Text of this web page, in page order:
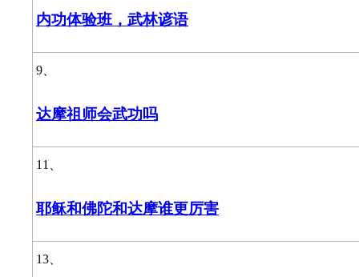
内功体验班，武林谚语
9、
达摩祖师会武功吗
11、
耶稣和佛陀和达摩谁更厉害
13、